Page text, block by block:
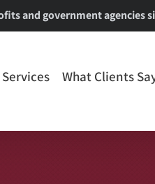
and government agencies
Services What Clients